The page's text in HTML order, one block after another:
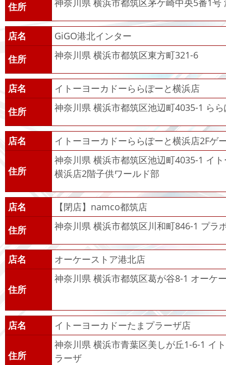
住所
神奈川県 横浜市都筑区茅ケ崎中央5番1号
店名
GiGO港北インター
住所
神奈川県 横浜市都筑区東方町321-6
店名
イトーヨーカドーららぽーと横浜店
住所
神奈川県 横浜市都筑区池辺町4035-1 ら
店名 イトーヨーカドーららぽーと横浜店2Fゲ
住所
神奈川県 横浜市都筑区池辺町4035-1 イ
横浜店2階子供ワールド部
店名
【閉店】namco都筑店
住所
神奈川県 横浜市都筑区川和町846-1 プラ
店名 オーケーストア港北店
住所
神奈川県 横浜市都筑区葛が谷8-1 オーケ
店名 イトーヨーカドーたまプラーザ店
住所
神奈川県 横浜市青葉区美しが丘1-6-1 イ
ラーザ